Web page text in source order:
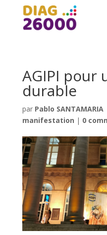
AGIPI pour
durable
par Pablo SANTAMARIA
manifestation | 0